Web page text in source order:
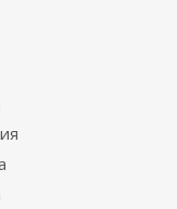
Premium Dover
мм